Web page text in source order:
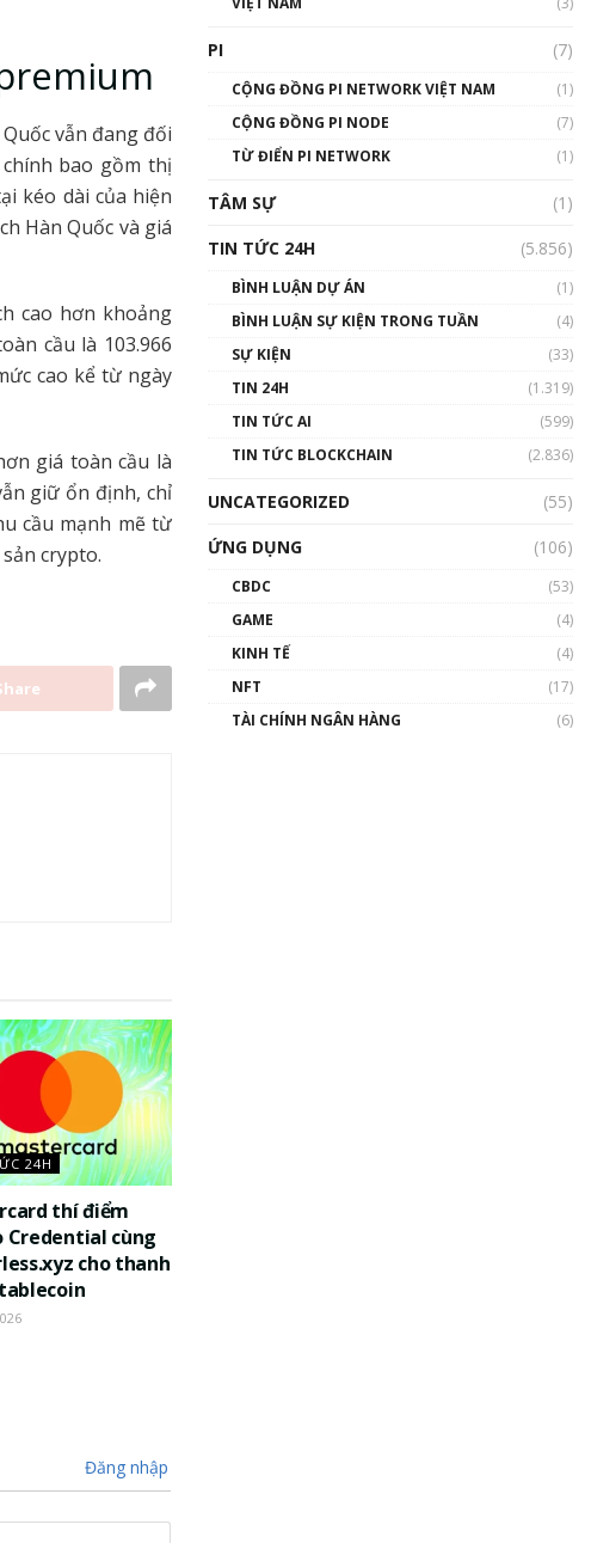
vẫn đang đối
bao gồm thị
kéo dài của hiện
Hàn Quốc và giá
cao hơn khoảng
cầu là 103.966
cao kể từ ngày
giá toàn cầu là
giữ ổn định, chỉ
cầu mạnh mẽ từ
crypto.
24H
thí điểm
Credential cùng
cho thanh
Đăng nhập
01:32:59
Talkshow17: Mùa đông
Crypto – Chiếc khăn gió ấm
01:49:30
Talkshow 14: MemeCoin –
PI (7)
CỘNG ĐỒNG PI NETWORK VIỆT NAM
(1)
CỘNG ĐỒNG PI NODE
(7)
TỪ ĐIỂN PI NETWORK
(1)
TÂM SỰ
(1)
TIN TỨC 24H
(5.856)
BÌNH LUẬN DỰ ÁN
(1)
BÌNH LUẬN SỰ KIỆN TRONG TUẦN
(4)
SỰ KIỆN
(33)
TIN 24H
(1.319)
TIN TỨC AI
(599)
TIN TỨC BLOCKCHAIN
(2.836)
UNCATEGORIZED
(55)
ỨNG DỤNG
(106)
CBDC
(53)
GAME
(4)
KINH TẾ
(4)
NFT
(17)
TÀI CHÍNH NGÂN HÀNG
(6)